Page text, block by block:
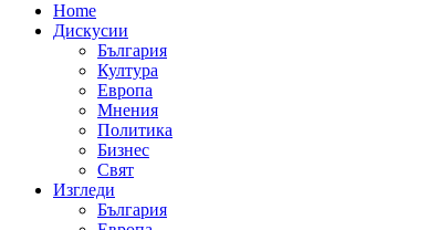
Home
Дискусии
България
Култура
Европа
Мнения
Политика
Бизнес
Свят
Изгледи
България